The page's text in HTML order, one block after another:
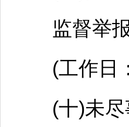
监督举报
(工作日：
(十)未尽